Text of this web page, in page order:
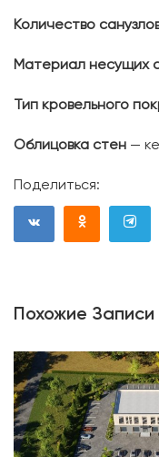
Количество
Материал несущих
Тип кровельного
Облицовка стен —
Поделиться:
Похожие Записи